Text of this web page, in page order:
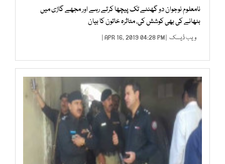
نامعلوم نوجوان دو گھنٹے تک پیچھا کرتے رہے اور مجھے گاڑی میں
بٹھانے کی بھی کوشش کی، متاثرہ خاتون کا بیان
ویب ڈیسک | APR 16, 2019 04:28 PM |